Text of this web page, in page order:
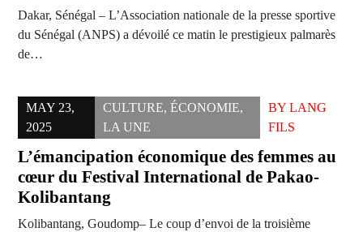
Dakar, Sénégal – L’Association nationale de la presse sportive
du Sénégal (ANPS) a dévoilé ce matin le prestigieux palmarès
de…
MAY 23,
2025
CULTURE, ÉCONOMIE,
LA UNE
BY LANG
FILS
L’émancipation économique des femmes au
cœur du Festival International de Pakao-
Kolibantang
Kolibantang, Goudomp– Le coup d’envoi de la troisième